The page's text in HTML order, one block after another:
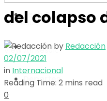
No Result
View All Result
Tech & Geek
Opinión
Deportes
del colapso
by Redacción
02/07/2021
in Internacional
Reading Time: 2 mins read
0